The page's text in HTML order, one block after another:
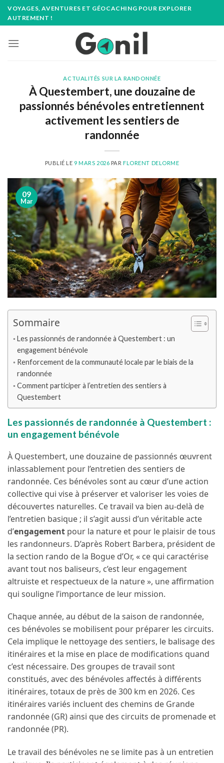
Passer
VOYAGES, AVENTURES ET GÉOCACHING POUR EXPLORER
AUTREMENT !
ACTUALITÉS SUR LA RANDONNÉE
À Questembert, une douzaine de
passionnés bénévoles entretiennent
activement les sentiers de
randonnée
PUBLIÉ LE 9 MARS 2026 PARFLORENT DELORME
09
Mar
Sommaire
Les passionnés de randonnée à Questembert : un
engagement bénévole
Renforcement de la communauté locale par le biais de la
randonnée
Comment participer à l’entretien des sentiers à
Questembert
Les passionnés de randonnée à Questembert :
un engagement bénévole
À Questembert, une douzaine de passionnés œuvrent
inlassablement pour l’entretien des sentiers de
randonnée. Ces bénévoles sont au cœur d’une action
collective qui vise à préserver et valoriser les voies de
découvertes naturelles. Ce travail va bien au-delà de
l’entretien basique ; il s’agit aussi d’un véritable acte
d’engagement pour la nature et pour le plaisir de tous
les randonneurs. D’après Robert Barbera, président de
la section rando de la Bogue d’Or, « ce qui caractérise
avant tout nos baliseurs, c’est leur engagement
altruiste et respectueux de la nature », une affirmation
qui souligne l’importance de leur mission.
Chaque année, au début de la saison de randonnée,
ces bénévoles se mobilisent pour préparer les circuits.
Cela implique le nettoyage des sentiers, le balisage des
itinéraires et la mise en place de modifications quand
c’est nécessaire. Des groupes de travail sont
constitués, avec des bénévoles affectés à différents
itinéraires, totaux de près de 300 km en 2026. Ces
itinéraires variés incluent des chemins de Grande
randonnée (GR) ainsi que des circuits de promenade et
randonnée (PR).
Le travail des bénévoles ne se limite pas à un entretien